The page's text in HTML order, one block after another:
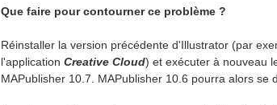
Que faire pour contourner ce problème ?
Réinstaller la version précédente d'Illustrator (par
l'application Creative Cloud) et exécuter à nouveau
MAPublisher 10.7. MAPublisher 10.6 pourra alors se